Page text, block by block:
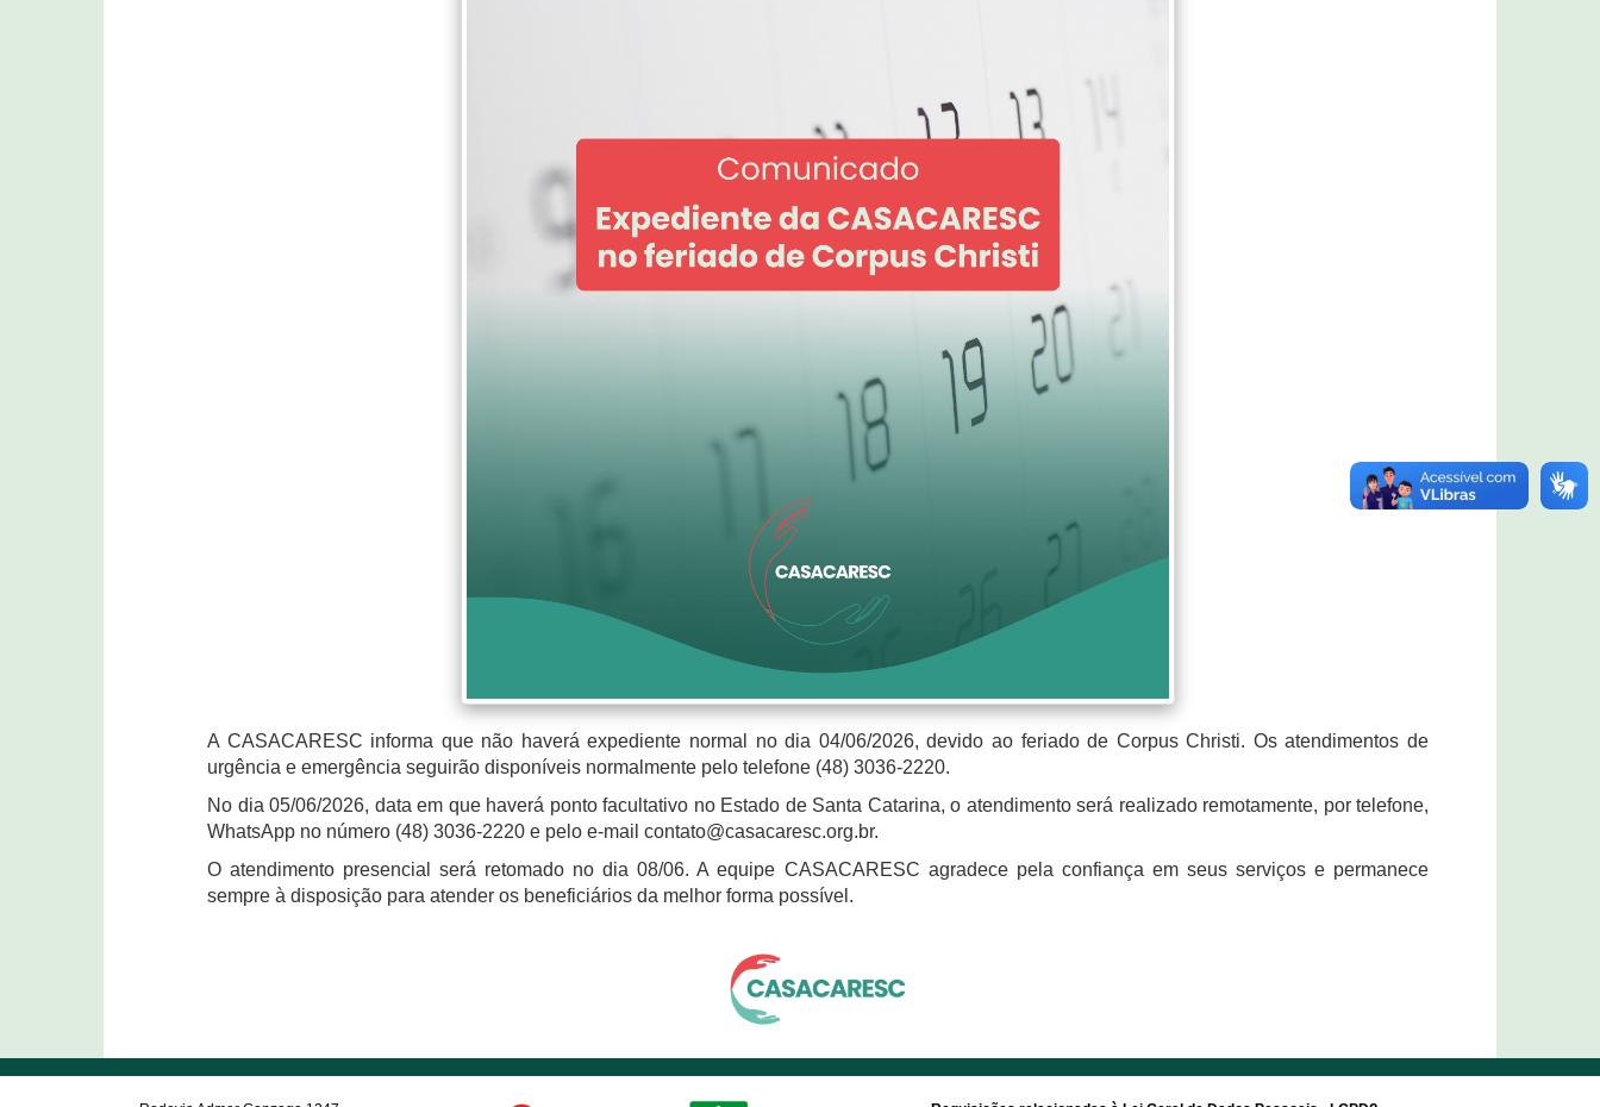
A CASACARESC informa que não haverá expediente normal no dia 04/06/2026, devido ao feriado de Corpus Christi. Os atendimentos de
urgência e emergência seguirão disponíveis normalmente pelo telefone (48) 3036-2220.
No dia 05/06/2026, data em que haverá ponto facultativo no Estado de Santa Catarina, o atendimento será realizado remotamente, por telefone,
WhatsApp no número (48) 3036-2220 e pelo e-mail contato@casacaresc.org.br.
O atendimento presencial será retomado no dia 08/06. A equipe CASACARESC agradece pela confiança em seus serviços e permanece
sempre à disposição para atender os beneficiários da melhor forma possível.